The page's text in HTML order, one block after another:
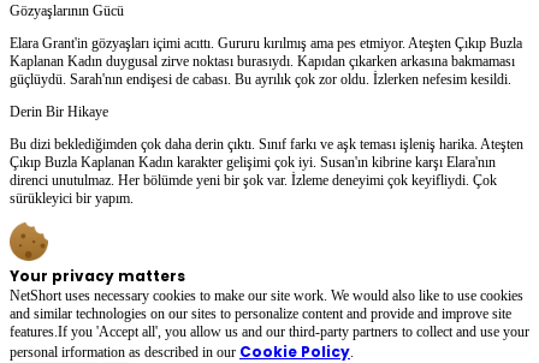
Gözyaşlarının Gücü
Elara Grant'in gözyaşları içimi acıttı. Gururu kırılmış ama pes etmiyor. Ateşten Çıkıp Buzla
Kaplanan Kadın duygusal zirve noktası burasıydı. Kapıdan çıkarken arkasına bakmaması
güçlüydü. Sarah'nın endişesi de cabası. Bu ayrılık çok zor oldu. İzlerken nefesim kesildi.
Derin Bir Hikaye
Bu dizi beklediğimden çok daha derin çıktı. Sınıf farkı ve aşk teması işleniş harika. Ateşten
Çıkıp Buzla Kaplanan Kadın karakter gelişimi çok iyi. Susan'ın kibrine karşı Elara'nın
direnci unutulmaz. Her bölümde yeni bir şok var. İzleme deneyimi çok keyifliydi. Çok
sürükleyici bir yapım.
Your privacy matters
NetShort uses necessary cookies to make our site work. We would also like to use cookies
and similar technologies on our sites to personalize content and provide and improve site
features.If you 'Accept all', you allow us and our third-party partners to collect and use your
personal irformation as described in our Cookie Policy.